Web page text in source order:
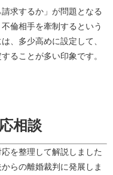
求するか」が問題となる
倫相手を牽制するという
、多少高めに設定して、
ることが多い印象です。
相談
を整理して解説しました
らの離婚裁判に発展しま